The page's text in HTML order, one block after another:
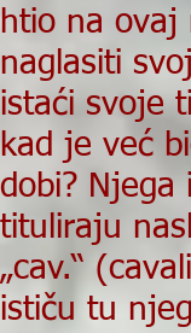
htio na ovaj
naglasiti
istaći svoje
kad je već
dobi? Njega
tituliraju
„cav.“
ističu tu